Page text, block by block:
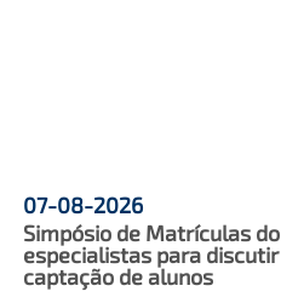
07-08-2026
Simpósio de Matrículas
especialistas para
captação de alunos